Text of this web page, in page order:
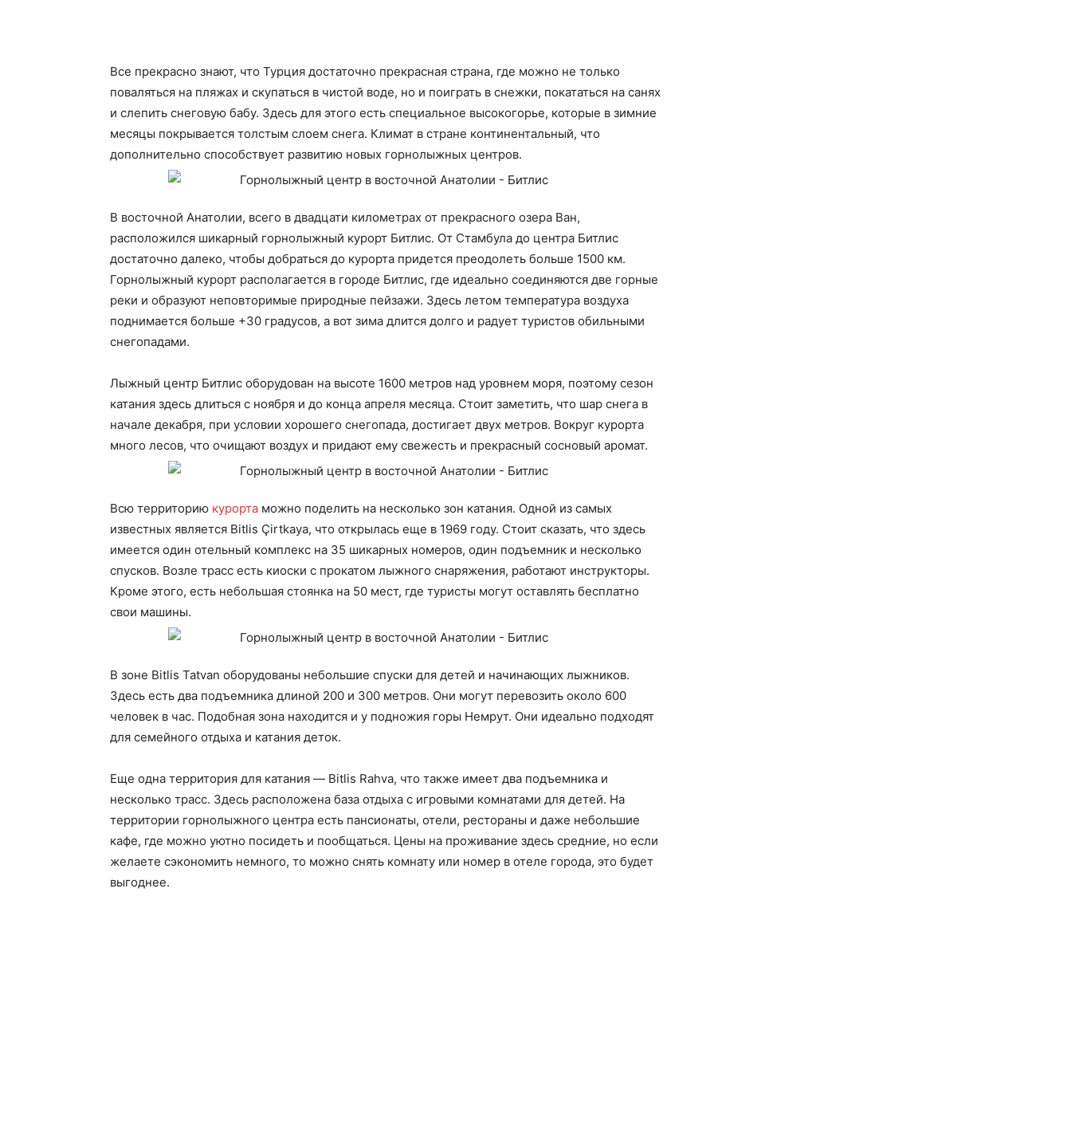
Все прекрасно знают, что Турция достаточно прекрасная страна, где можно не только
поваляться на пляжах и скупаться в чистой воде, но и поиграть в снежки, покататься на санях
и слепить снеговую бабу. Здесь для этого есть специальное высокогорье, которые в зимние
месяцы покрывается толстым слоем снега. Климат в стране континентальный, что
дополнительно способствует развитию новых горнолыжных центров.
В восточной Анатолии, всего в двадцати километрах от прекрасного озера Ван,
расположился шикарный горнолыжный курорт Битлис. От Стамбула до центра Битлис
достаточно далеко, чтобы добраться до курорта придется преодолеть больше 1500 км.
Горнолыжный курорт располагается в городе Битлис, где идеально соединяются две горные
реки и образуют неповторимые природные пейзажи. Здесь летом температура воздуха
поднимается больше +30 градусов, а вот зима длится долго и радует туристов обильными
снегопадами.
Лыжный центр Битлис оборудован на высоте 1600 метров над уровнем моря, поэтому сезон
катания здесь длиться с ноября и до конца апреля месяца. Стоит заметить, что шар снега в
начале декабря, при условии хорошего снегопада, достигает двух метров. Вокруг курорта
много лесов, что очищают воздух и придают ему свежесть и прекрасный сосновый аромат.
Всю территорию курорта можно поделить на несколько зон катания. Одной из самых
известных является Bitlis Çirtkaya, что открылась еще в 1969 году. Стоит сказать, что здесь
имеется один отельный комплекс на 35 шикарных номеров, один подъемник и несколько
спусков. Возле трасс есть киоски с прокатом лыжного снаряжения, работают инструкторы.
Кроме этого, есть небольшая стоянка на 50 мест, где туристы могут оставлять бесплатно
свои машины.
В зоне Bitlis Tatvan оборудованы небольшие спуски для детей и начинающих лыжников.
Здесь есть два подъемника длиной 200 и 300 метров. Они могут перевозить около 600
человек в час. Подобная зона находится и у подножия горы Немрут. Они идеально подходят
для семейного отдыха и катания деток.
Еще одна территория для катания — Bitlis Rahva, что также имеет два подъемника и
несколько трасс. Здесь расположена база отдыха с игровыми комнатами для детей. На
территории горнолыжного центра есть пансионаты, отели, рестораны и даже небольшие
кафе, где можно уютно посидеть и пообщаться. Цены на проживание здесь средние, но если
желаете сэкономить немного, то можно снять комнату или номер в отеле города, это будет
выгоднее.